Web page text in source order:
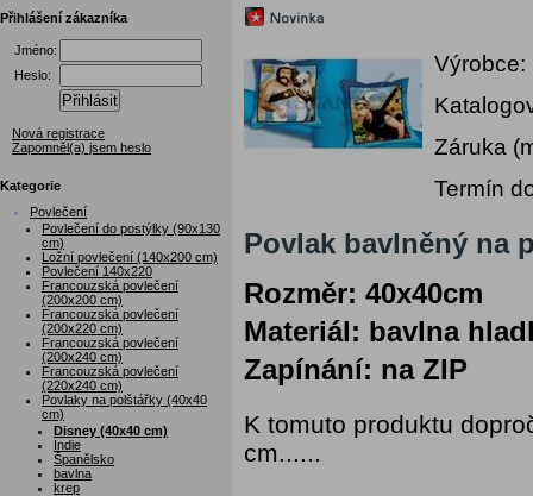
Přihlášení zákazníka
Jméno:
Heslo:
Přihlásit
Nová registrace
Zapomněl(a) jsem heslo
Kategorie
Povlečení
Povlečení do postýlky (90x130
cm)
Ložní povlečení (140x200 cm)
Povlečení 140x220
Francouzská povlečení
(200x200 cm)
Francouzská povlečení
(200x220 cm)
Francouzská povlečení
(200x240 cm)
Francouzská povlečení
(220x240 cm)
Povlaky na polštářky (40x40
cm)
Disney (40x40 cm)
Indie
Španělsko
bavlna
krep
Výrobce:
Záruka
Termín
Povlak bavlněný na
Rozměr: 40x40cm
Materiál: bavlna
Zapínání: na ZIP
K tomuto produktu
cm......